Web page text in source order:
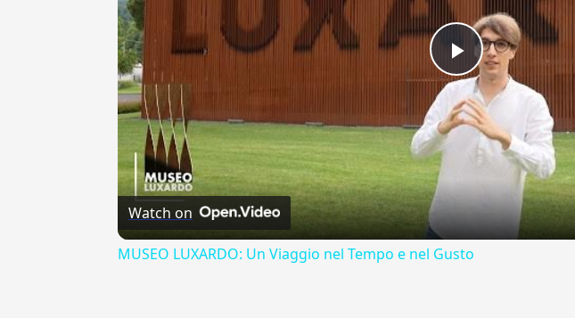
Play
Video
Watch on
MUSEO LUXARDO: Un Viaggio nel Tempo e nel Gusto